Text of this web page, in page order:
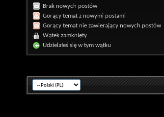
Brak nowych postów
Gorący temat z nowymi postami
Gorący temat nie zawierający nowych postów
Wątek zamknięty
Udzielałeś się w tym wątku